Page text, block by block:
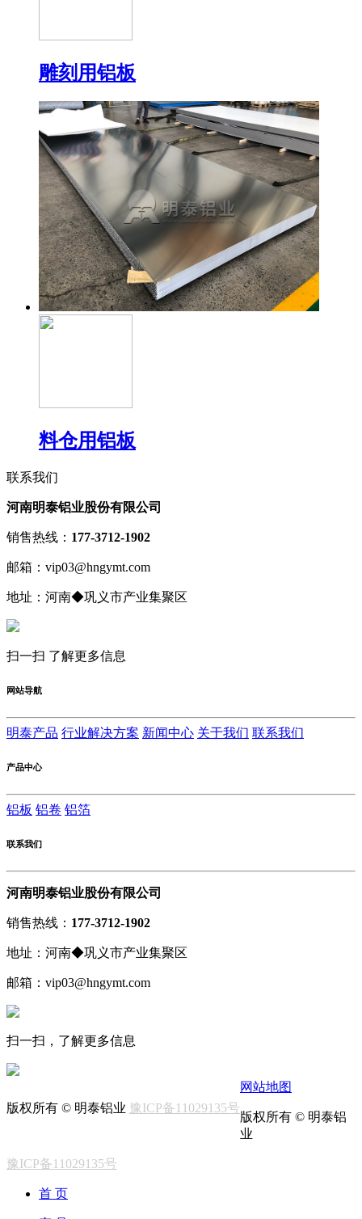
雕刻用铝板
料仓用铝板
联系我们
河南明泰铝业股份有限公司
销售热线： 177-3712-1902
邮箱：vip03@hngymt.com
地址：河南◆巩义市产业集聚区
扫一扫 了解更多信息
网站导航
明泰产品 行业解决方案 新闻中心 关于我们 联系我们
产品中心
铝板 铝卷 铝箔
联系我们
河南明泰铝业股份有限公司
销售热线： 177-3712-1902
地址：河南◆巩义市产业集聚区
邮箱：vip03@hngymt.com
扫一扫，了解更多信息
版权所有 © 明泰铝业 豫ICP备11029135号
网站地图
版权所有 © 明泰铝
业
豫ICP备11029135号
首 页